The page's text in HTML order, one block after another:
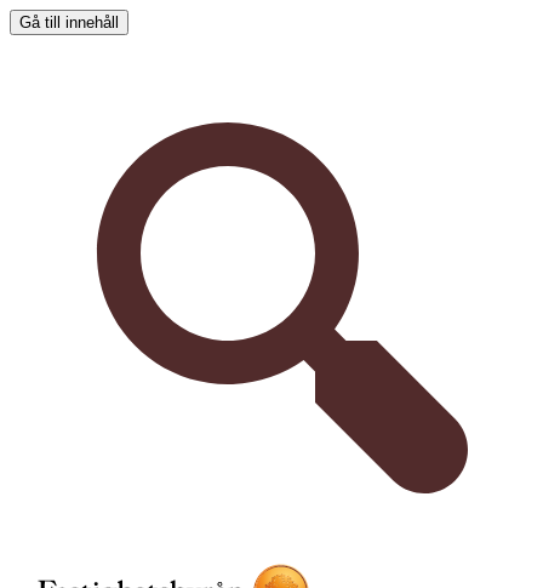
Gå till innehåll